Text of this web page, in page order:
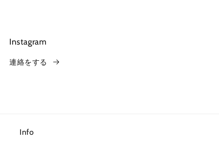
Instagram
連絡をする
Info